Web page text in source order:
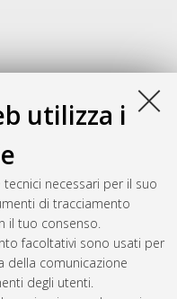
utilizza i
necessari per il suo
di tracciamento
il tuo consenso.
facoltativi sono usati per
della comunicazione
degli utenti.
and valorization of small
[Laurea magistrale],
in Biologia marina [LM-
Sun Aug 9 13:31:05 2026